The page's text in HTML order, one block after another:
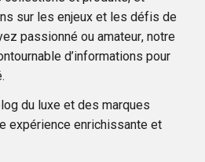
sur les enjeux et les défis de
passionné ou amateur, notre
d’informations pour
du luxe et des marques
expérience enrichissante et